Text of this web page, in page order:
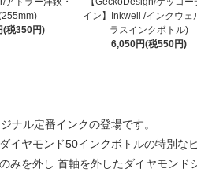
(税350円)
イン】Inkwell /インクウェ
ラスインクボトル)
6,050円(税550円)
ナル定番インクの登場です。
イヤモンド50インクボトルの特別な
みを外し 首軸を外したダイヤモンド